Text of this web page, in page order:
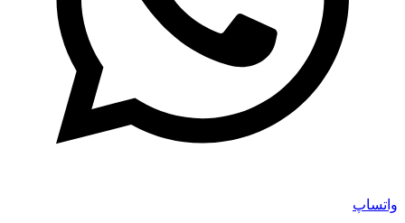
واتساپ